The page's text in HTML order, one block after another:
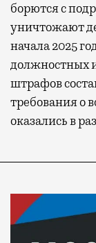
борются с
уничтожают
начала 2025
должностных
штрафов
требования о
оказались в